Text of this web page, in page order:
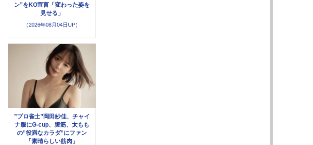
ン”をKO宣言「変わった姿を
見せる」
（2026年08月04日UP）
”プロ雀士”岡田紗佳、チャイ
ナ服にG-cup、腹筋、太もも
の”役満なカラダ”にファン
「素晴らしい筋肉」